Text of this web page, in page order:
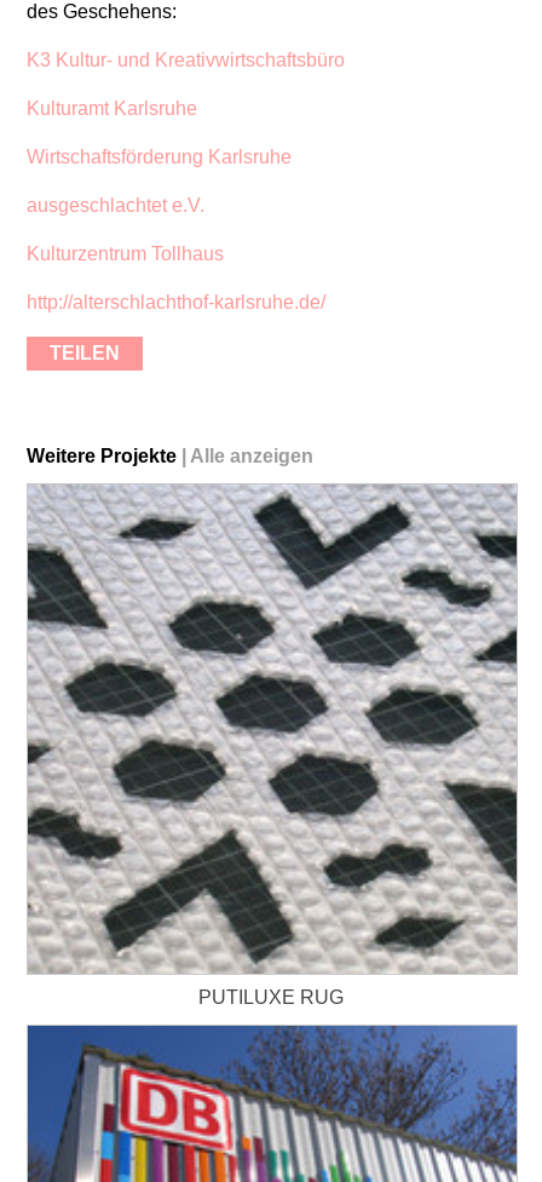
des Geschehens:
K3 Kultur- und Kreativwirtschaftsbüro
Kulturamt Karlsruhe
Wirtschaftsförderung Karlsruhe
ausgeschlachtet e.V.
Kulturzentrum Tollhaus
http://alterschlachthof-karlsruhe.de/
TEILEN
Weitere Projekte Alle anzeigen
PUTILUXE RUG